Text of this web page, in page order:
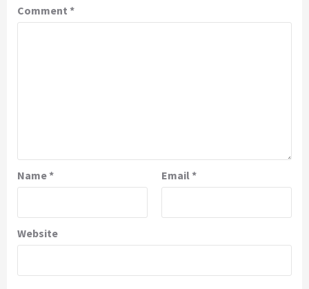
Comment *
Name* Email*
Website